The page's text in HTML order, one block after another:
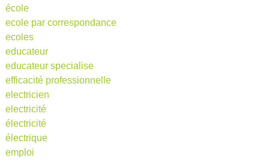
école
ecole par correspondance
ecoles
educateur
educateur specialise
efficacité professionnelle
electricien
electricité
électricité
électrique
emploi